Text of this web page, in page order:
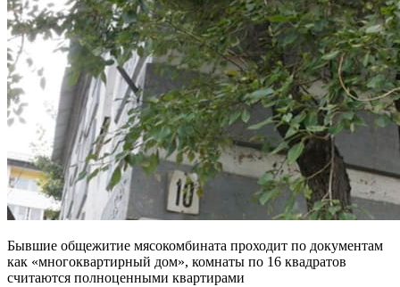
Бывшие общежитие мясокомбината проходит по документам
как «многоквартирный дом», комнаты по 16 квадратов
считаются полноценными квартирами